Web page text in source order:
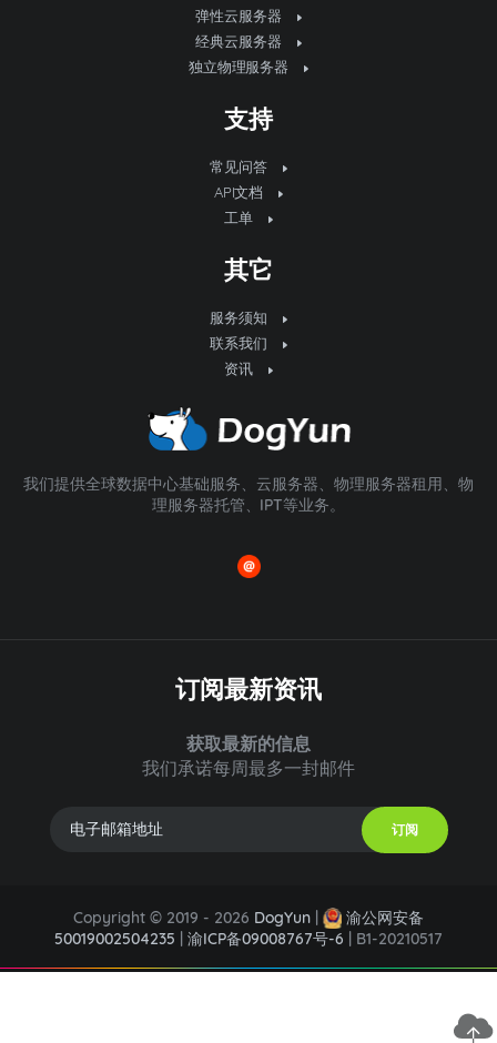
弹性云服务器
经典云服务器
独立物理服务器
支持
常见问答
API文档
工单
其它
服务须知
联系我们
资讯
我们提供全球数据中心基础服务、云服务器、物理服务器租用、物
理服务器托管、IPT等业务。
订阅最新资讯
获取最新的信息
我们承诺每周最多一封邮件
订阅
Copyright © 2019 - 2026 DogYun|
渝公网安备
50019002504235 |渝ICP备09008767号-6 | B1-20210517